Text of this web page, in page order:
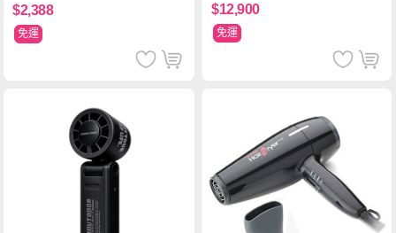
$2,388
免運
$12,900
免運